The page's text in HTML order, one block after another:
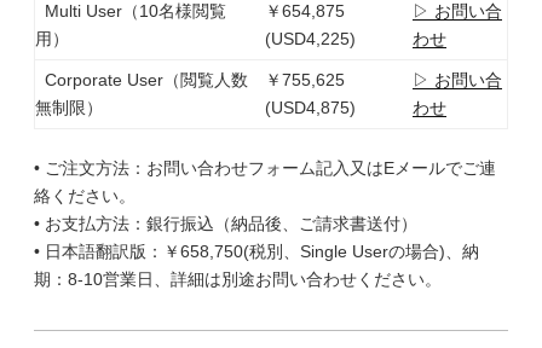
Multi User（10名様閲覧
用）
￥654,875
(USD4,225)
▷ お問い合
わせ
Corporate User（閲覧人数
無制限）
￥755,625
(USD4,875)
▷ お問い合
わせ
• ご注文方法：お問い合わせフォーム記入又はEメールでご連
絡ください。
• お支払方法：銀行振込（納品後、ご請求書送付）
• 日本語翻訳版：￥658,750(税別、Single Userの場合)、納
期：8-10営業日、詳細は別途お問い合わせください。